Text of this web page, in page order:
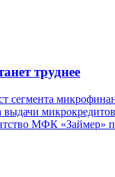
труднее
сегмента
МФК